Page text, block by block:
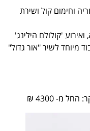
וחימום קול ושירת
'קולולם הילינג'
מיוחד לשיר "אור גדול"
מ- 4300 ₪